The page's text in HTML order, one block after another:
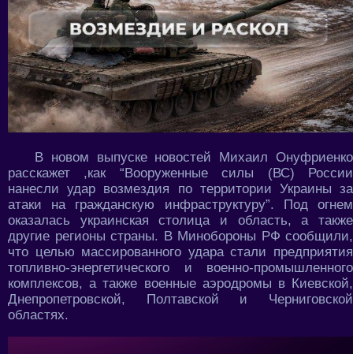
В новом выпуске новостей Михаил Онуфриенко
расскажет ,как “Вооруженные силы (ВС) России
нанесли удар возмездия по территории Украины за
атаки на гражданскую инфраструктуру”. Под огнем
оказалась украинская столица и область, а также
другие регионы страны. В Минобороны РФ сообщили,
что целью массированного удара стали предприятия
топливно-энергетического и военно-промышленного
комплексов, а также военные аэродромы в Киевской,
Днепропетровской, Полтавской и Черниговской
областях.